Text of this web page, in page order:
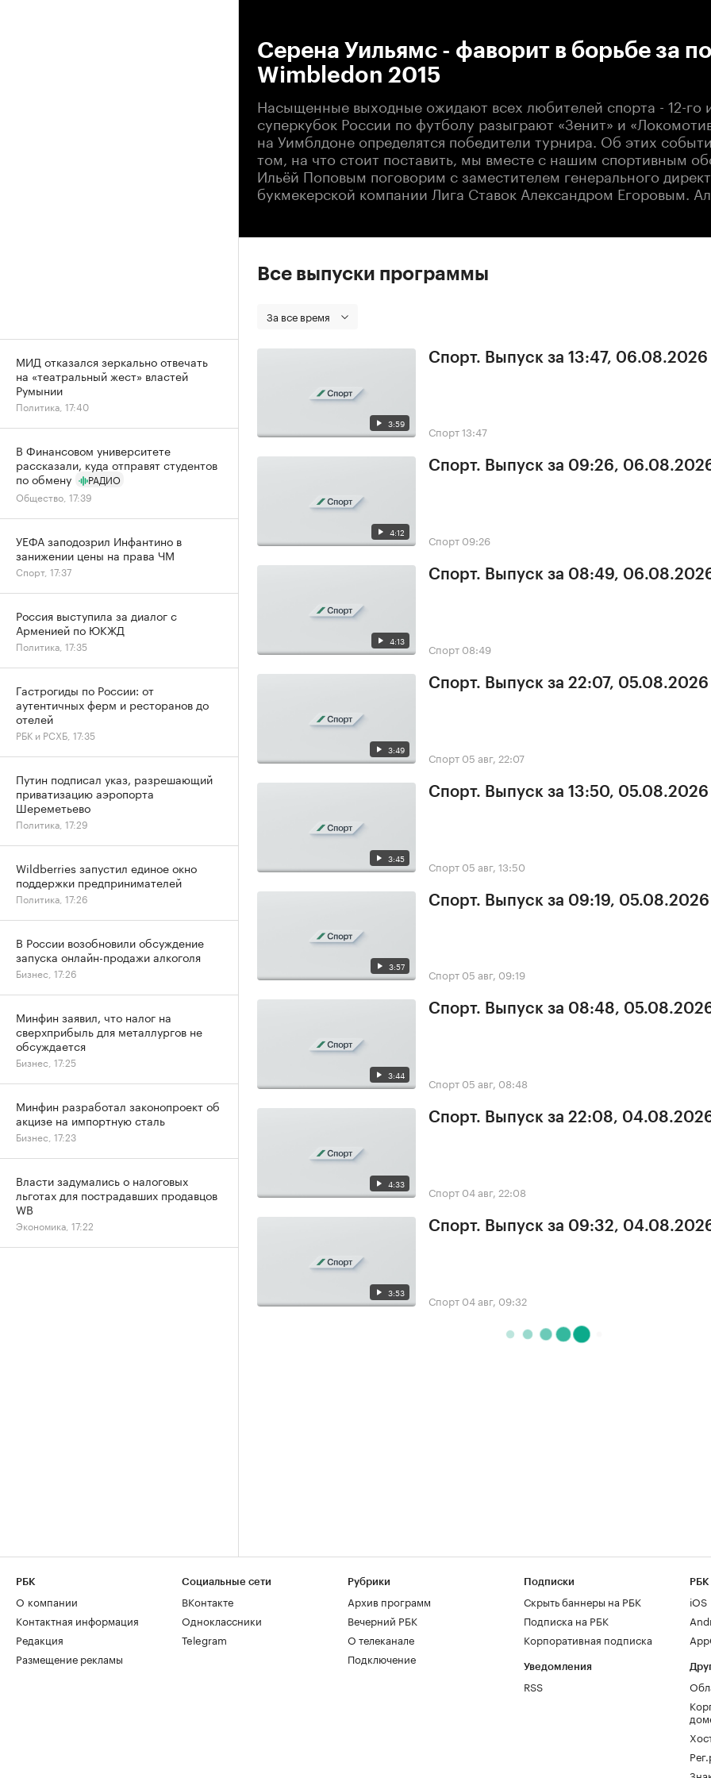
Серена Уильямс - фаворит в борьбе за
Wimbledon 2015
Насыщенные выходные ожидают всех любителей спорта - 12-го
суперкубок России по футболу разыграют «Зенит» и
на Уимблдоне определятся победители турнира. Об этих
том, на что стоит поставить, мы вместе с нашим спортивным
Ильёй Поповым поговорим с заместителем генерального
букмекерской компании Лига Ставок Александром Егоровым.
Все выпуски программы
За все время
3:59
Спорт. Выпуск за 13:47, 06.08.2026
Спорт13:47
4:12
Спорт. Выпуск за 09:26,
Спорт 09:26
4:13
Спорт. Выпуск за 08:49,
Спорт 08:49
3:49
Спорт. Выпуск за 22:07, 05.08.2026
Спорт 05 авг, 22:07
3:45
Спорт. Выпуск за 13:50, 05.08.2026
Спорт 05 авг, 13:50
3:57
Спорт. Выпуск за 09:19, 05.08.2026
Спорт 05 авг, 09:19
3:44
Спорт. Выпуск за 08:48,
Спорт 05 авг, 08:48
4:33
Спорт. Выпуск за 22:08,
Спорт 04 авг, 22:08
3:53
Спорт. Выпуск за 09:32,
Спорт 04 авг, 09:32
МИД отказался зеркально отвечать
на «театральный жест» властей
Румынии
Политика, 17:40
В Финансовом университете
рассказали, куда отправят студентов
по обмену
РАДИО
Общество, 17:39
УЕФА заподозрил Инфантино в
занижении цены на права ЧМ
Спорт, 17:37
Россия выступила за диалог с
Арменией по ЮКЖД
Политика, 17:35
Гастрогиды по России: от
аутентичных ферм и ресторанов до
отелей
РБК и РСХБ, 17:35
Путин подписал указ, разрешающий
приватизацию аэропорта
Шереметьево
Политика, 17:29
Wildberries запустил единое окно
поддержки предпринимателей
Политика, 17:26
В России возобновили обсуждение
запуска онлайн-продажи алкоголя
Бизнес, 17:26
Минфин заявил, что налог на
сверхприбыль для металлургов не
обсуждается
Бизнес, 17:25
Минфин разработал законопроект об
акцизе на импортную сталь
Бизнес, 17:23
Власти задумались о налоговых
льготах для пострадавших продавцов
WB
Экономика, 17:22
РБК
О компании
Контактная информация
Редакция
Размещение рекламы
Социальные сети
ВКонтакте
Одноклассники
Telegram
Рубрики
Архив программ
Вечерний РБК
О телеканале
Подключение
Подписки
Скрыть баннеры на РБК
Подписка на РБК
Корпоративная подписка
Уведомления
RSS
РБК
iOS